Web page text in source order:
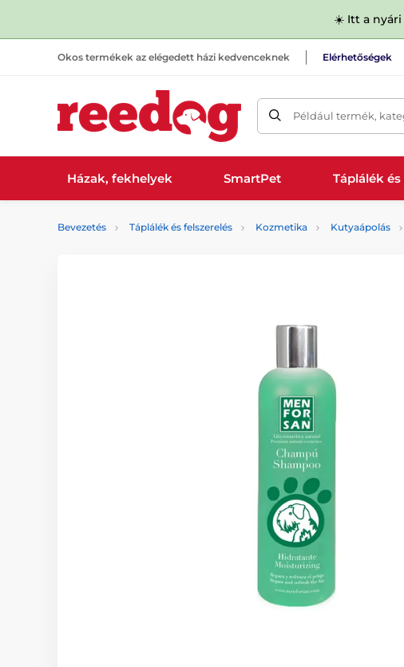
☀️ Itt a nyári
Okos termékek az elégedett házi kedvenceknek Elérhetőségek
Például termék,
Házak, fekhelyek SmartPet Táplálék
Bevezetés Táplálék és felszerelés Kozmetika Kutyaápolás